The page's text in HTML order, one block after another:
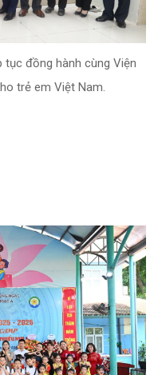
tục đồng hành cùng Viện
trẻ em Việt Nam.